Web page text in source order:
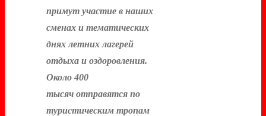
примут участие в наших
сменах и тематических
днях летних лагерей
отдыха и оздоровления.
Около 400
тысяч отправятся по
туристическим тропам